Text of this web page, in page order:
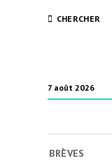
CHERCHER
7 août 2026
BRÈVES